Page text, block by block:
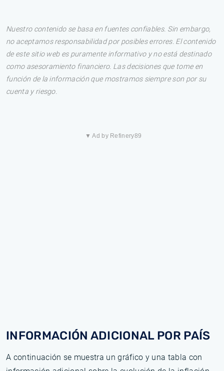
Nuestro contenido se basa en fuentes confiables. Sin embargo,
no aceptamos responsabilidad por posibles errores. El contenido
de este sitio web es puramente informativo y no está destinado
como asesoramiento financiero. Las decisiones que tome en
función de la información que mostramos siempre son por su
cuenta y riesgo.
▼ Ad by Refinery89
INFORMACIÓN ADICIONAL POR PAÍS
A continuación se muestra un gráfico y una tabla con